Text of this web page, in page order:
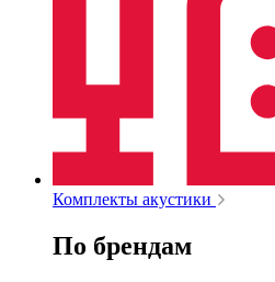
Комплекты акустики
По брендам